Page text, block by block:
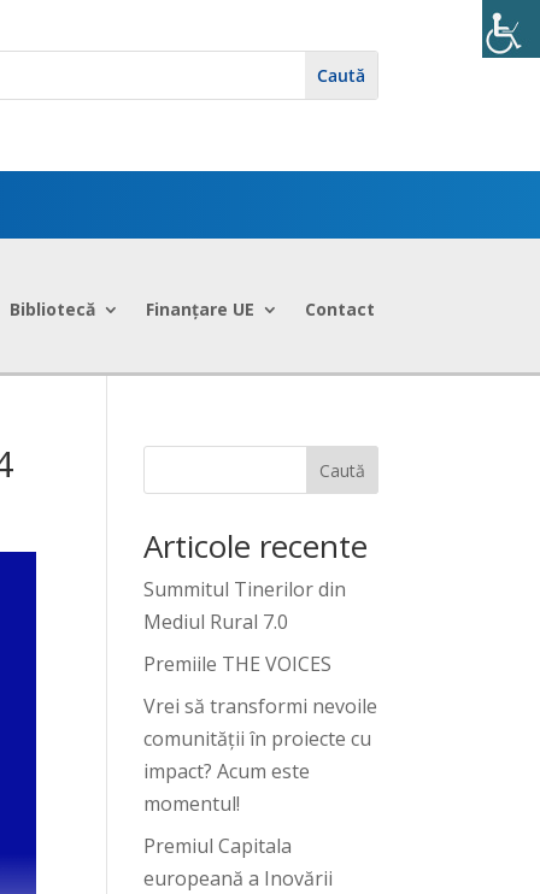
Bibliotecă Finanțare UE Contact
Caută
Articole recente
Summitul Tinerilor din
Mediul Rural 7.0
Premiile THE VOICES
Vrei să transformi nevoile
comunității în proiecte cu
impact? Acum este
momentul!
Premiul Capitala
europeană a Inovării